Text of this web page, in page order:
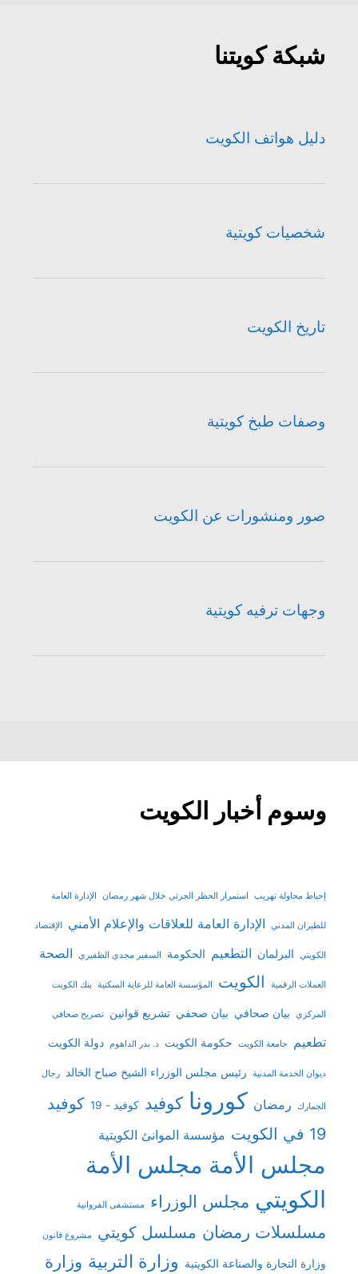
شبكة كويتنا
دليل هواتف الكويت
شخصيات كويتية
تاريخ الكويت
وصفات طبخ كويتية
صور ومنشورات عن الكويت
وجهات ترفيه كويتية
وسوم أخبار الكويت
إحباط محاولة تهريب استمرار الحظر الجزئي خلال شهر رمضان الإدارة العامة
للطيران المدني الإدارة العامة للعلاقات والإعلام الأمني الإقتصاد
الكويتي البرلمان التطعيم الحكومة السفير مجدي الظفيري الصحة
العملات الرقمية الكويت المؤسسة العامة للرعاية السكنية بنك الكويت
المركزي بيان صحافي بيان صحفي تشريع قوانين تصريح صحافي
تطعيم جامعة الكويت حكومة الكويت د. بدر الداهوم دولة الكويت
ديوان الخدمة المدنية رئيس مجلس الوزراء الشيخ صباح الخالد رجال
الجمارك رمضان كورونا كوفيد كوفيد - 19
كوفيد
19 في الكويت
مؤسسة الموانئ الكويتية
مجلس الأمة مجلس الأمة
الكويتي مجلس الوزراء مستشفى الفروانية
مسلسلات رمضان مسلسل كويتي مشروع قانون
وزارة التجارة والصناعة الكويتية وزارة التربية وزارة